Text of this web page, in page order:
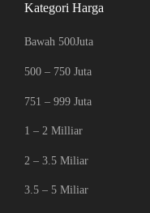
Kategori Harga
Bawah 500Juta
500 – 750 Juta
751 – 999 Juta
1 – 2 Milliar
2 – 3.5 Miliar
3.5 – 5 Miliar